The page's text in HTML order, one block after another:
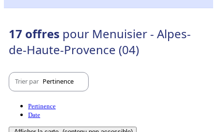
17 offres pour Menuisier - Alpes-
de-Haute-Provence (04)
Trier par Pertinence
Pertinence
Date